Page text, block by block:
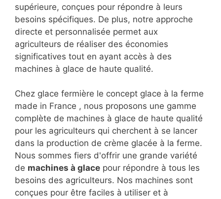
supérieure, conçues pour répondre à leurs
besoins spécifiques. De plus, notre approche
directe et personnalisée permet aux
agriculteurs de réaliser des économies
significatives tout en ayant accès à des
machines à glace de haute qualité.
Chez glace fermière le concept glace à la ferme
made in France , nous proposons une gamme
complète de machines à glace de haute qualité
pour les agriculteurs qui cherchent à se lancer
dans la production de crème glacée à la ferme.
Nous sommes fiers d'offrir une grande variété
de machines à glace pour répondre à tous les
besoins des agriculteurs. Nos machines sont
conçues pour être faciles à utiliser et à